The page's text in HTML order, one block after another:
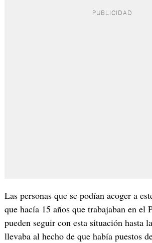
Las personas que se podían acoger a
que hacía 15 años que trabajaban en el
pueden seguir con esta situación hasta
llevaba al hecho de que había puestos